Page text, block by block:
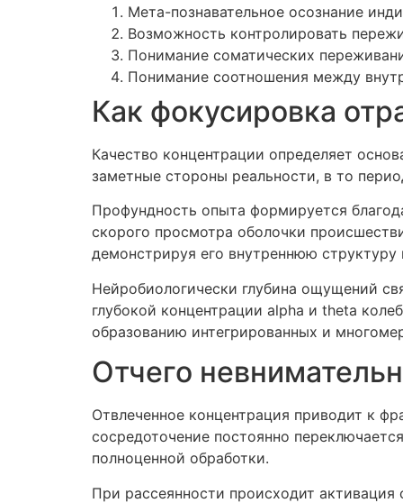
Мета-познавательное осознание
Возможность контролировать
Понимание соматических
Понимание соотношения между
Как фокусировка
Качество концентрации определяет
заметные стороны реальности, в то
Профундность опыта формируется
скорого просмотра оболочки
демонстрируя его внутреннюю
Нейробиологически глубина ощущений
глубокой концентрации alpha и theta
образованию интегрированных и
Отчего
Отвлеченное концентрация приводит к
сосредоточение постоянно
полноценной обработки.
При рассеянности происходит активация